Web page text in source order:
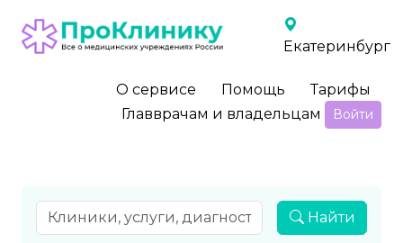
Екатеринбург
О сервисе Помощь
Тарифы
Главврачам и владельцам
Войти
Найти